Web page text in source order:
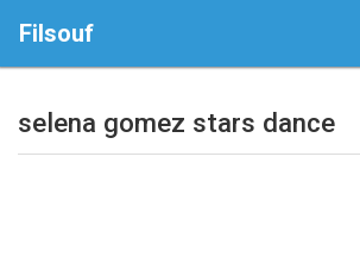
Filsouf
selena gomez stars dance